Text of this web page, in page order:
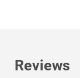
Reviews